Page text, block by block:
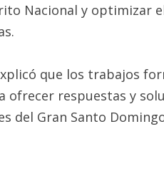
Nacional y optimizar
que los trabajos
ofrecer respuestas y
del Gran Santo